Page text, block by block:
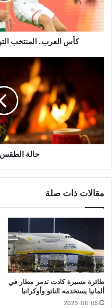
كأس العرب.. المنتخب
حالة الطقس
مقالات ذات صلة
طائرة مسيرة كادت تدمر مطار في
ألمانيا يستخدمه الناتو وأوكرانيا
2026-08-05